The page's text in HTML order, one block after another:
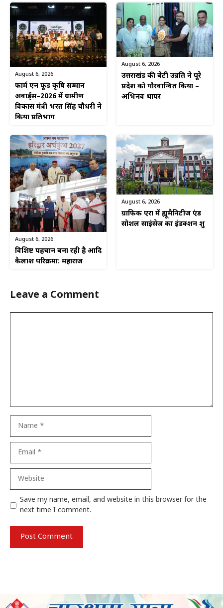
August 6, 2026
फार्म एन फूड कृषि सम्मान
अवार्ड्स–2026 में ग्रामीण
विकास मंत्री भरत सिंह चौधरी ने
किया प्रतिभाग
August 6, 2026
उत्तराखंड की बेटी उन्नति ने पूरे
प्रदेश को गौरवान्वित किया –
अभिनव थापर
August 6, 2026
विशिष्ट पहचान बना रही है आदि
कैलाश परिक्रमा: महाराज
August 6, 2026
ग्राफिक एरा में ह्यूमैनिटीज एंड
सोशल साइंसेज का इंडक्शन शुरू
Leave a Comment
Website
Save my name, email, and website in this browser for the
next time I comment.